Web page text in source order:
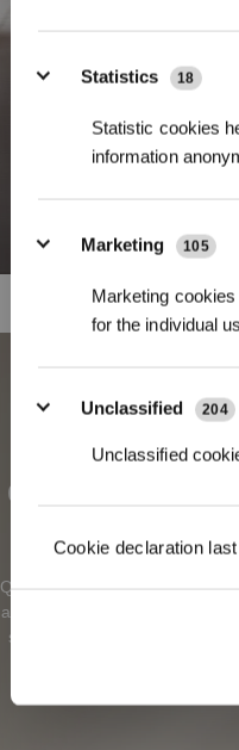
Statistics 18
Statistic cookies
information
Marketing 105
Marketing
for the individual
Unclassified 204
Unclassified
Cookie declaration
DEEBOT X5
domestiche, in
Questo avanzato robot
aspirazione e alla navigazione
semplifica la pulizia e ti